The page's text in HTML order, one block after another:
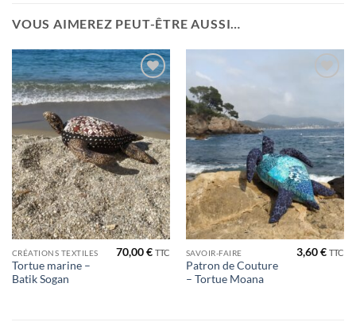
VOUS AIMEREZ PEUT-ÊTRE AUSSI…
Ajouter
à la liste
CRÉATIONS TEXTILES
Tortue marine –
Batik Sogan
70,00€ TTC
souhaits
SAVOIR-FAIRE
Patron de Couture
– Tortue Moana
3,60€ TTC